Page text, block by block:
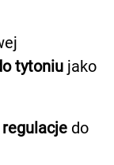
tytoniu jako
do